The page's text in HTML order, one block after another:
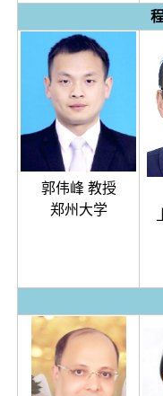
郭伟峰 教授
郑州大学